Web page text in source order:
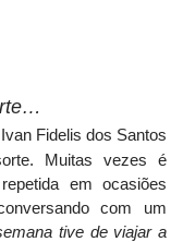
Fidelis dos Santos
Muitas vezes é
em ocasiões
com um
tive de viajar a